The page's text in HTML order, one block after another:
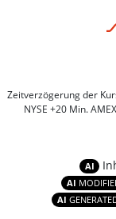
Zeitverzögerung der
NYSE +20 Min.
AI
AI
AI